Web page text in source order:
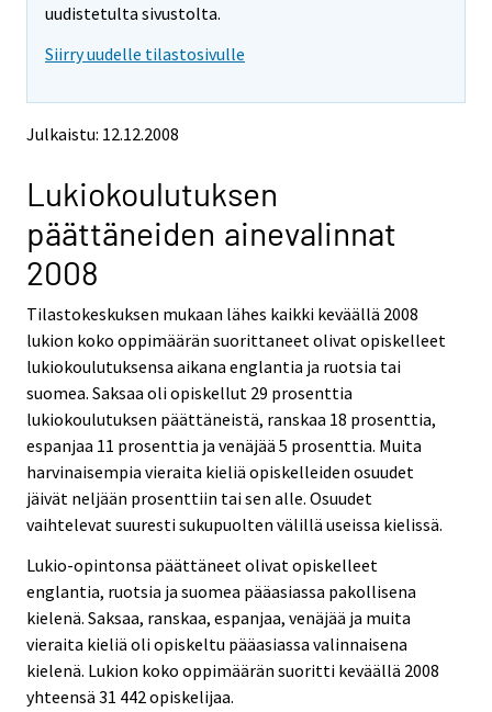
uudistetulta sivustolta.
Siirry uudelle tilastosivulle
Julkaistu: 12.12.2008
Lukiokoulutuksen
päättäneiden ainevalinnat
2008
Tilastokeskuksen mukaan lähes kaikki keväällä 2008
lukion koko oppimäärän suorittaneet olivat opiskelleet
lukiokoulutuksensa aikana englantia ja ruotsia tai
suomea. Saksaa oli opiskellut 29 prosenttia
lukiokoulutuksen päättäneistä, ranskaa 18 prosenttia,
espanjaa 11 prosenttia ja venäjää 5 prosenttia. Muita
harvinaisempia vieraita kieliä opiskelleiden osuudet
jäivät neljään prosenttiin tai sen alle. Osuudet
vaihtelevat suuresti sukupuolten välillä useissa kielissä.
Lukio-opintonsa päättäneet olivat opiskelleet
englantia, ruotsia ja suomea pääasiassa pakollisena
kielenä. Saksaa, ranskaa, espanjaa, venäjää ja muita
vieraita kieliä oli opiskeltu pääasiassa valinnaisena
kielenä. Lukion koko oppimäärän suoritti keväällä 2008
yhteensä 31 442 opiskelijaa.